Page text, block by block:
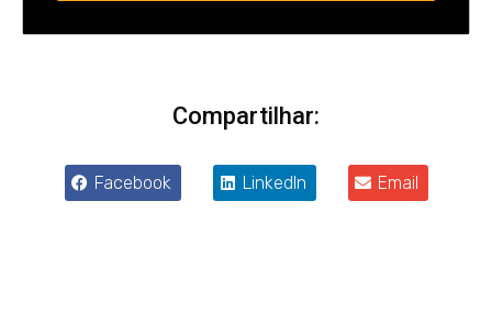
Compartilhar:
Facebook LinkedIn Email